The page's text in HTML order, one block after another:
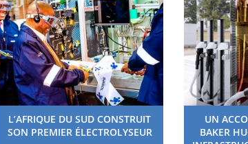
L’AFRIQUE DU SUD CONSTRUIT
SON PREMIER ÉLECTROLYSEUR
UN
BAKER